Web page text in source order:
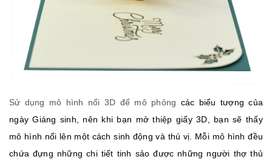
Sử dụng mô hình nổi 3D để mô phỏng các biểu tượng của
ngày Giáng sinh, nên khi bạn mở thiệp giấy 3D, bạn sẽ thấy
mô hình nổi lên một cách sinh động và thú vị. Mỗi mô hình đều
chứa đựng những chi tiết tinh sảo được những người thợ thủ